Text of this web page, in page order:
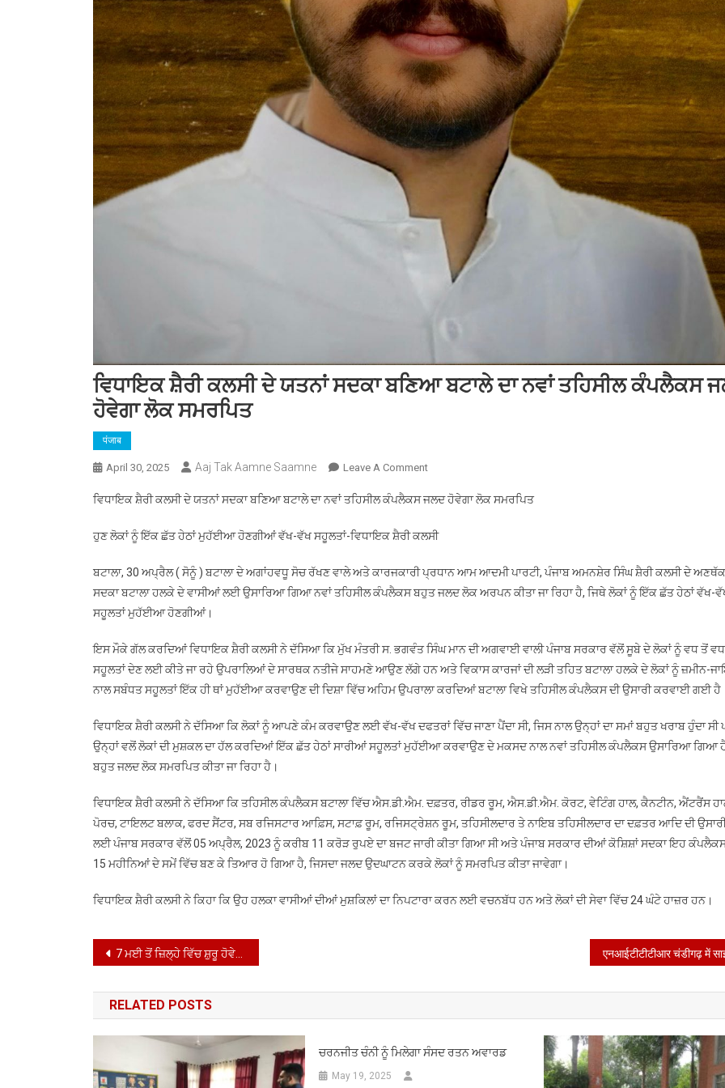
ਵਿਧਾਇਕ ਸ਼ੈਰੀ ਕਲਸੀ ਦੇ ਯਤਨਾਂ ਸਦਕਾ ਬਣਿਆ ਬਟਾਲੇ ਦਾ ਨਵਾਂ ਤਹਿਸੀਲ ਕੰਪਲੈਕਸ
ਹੋਵੇਗਾ ਲੋਕ ਸਮਰਪਿਤ
पंजाब
April 30, 2025 Aaj Tak Aamne Saamne Leave A CommentOn
ਸ਼ੈਰੀ
ਦੇ
ਸਦਕਾ
ਬਣਿਆ
ਨਵਾਂ
ਤਹਿਸੀਲ
ਕੰਪਲੈਕਸ
ਹੋਵੇਗਾ
ਲੋਕ
ਵਿਧਾਇਕ ਸ਼ੈਰੀ ਕਲਸੀ ਦੇ ਯਤਨਾਂ ਸਦਕਾ ਬਣਿਆ ਬਟਾਲੇ ਦਾ ਨਵਾਂ ਤਹਿਸੀਲ ਕੰਪਲੈਕਸ ਜਲਦ ਹੋਵੇਗਾ ਲੋਕ ਸਮਰਪਿਤ
ਹੁਣ ਲੋਕਾਂ ਨੂੰ ਇੱਕ ਛੱਤ ਹੇਠਾਂ ਮੁਹੱਈਆ ਹੋਣਗੀਆਂ ਵੱਖ-ਵੱਖ ਸਹੂਲਤਾਂ-ਵਿਧਾਇਕ ਸ਼ੈਰੀ ਕਲਸੀ
ਬਟਾਲਾ, 30 ਅਪ੍ਰੈਲ ( ਸੋਨੂੰ ) ਬਟਾਲਾ ਦੇ ਅਗਾਂਹਵਧੂ ਸੋਚ ਰੱਖਣ ਵਾਲੇ ਅਤੇ ਕਾਰਜਕਾਰੀ ਪ੍ਰਧਾਨ ਆਮ ਆਦਮੀ ਪਾਰਟੀ, ਪੰਜਾਬ ਅਮਨਸ਼ੇਰ ਸਿੰਘ ਸ਼ੈਰੀ ਕਲਸੀ ਦੇ
ਸਦਕਾ ਬਟਾਲਾ ਹਲਕੇ ਦੇ ਵਾਸੀਆਂ ਲਈ ਉਸਾਰਿਆ ਗਿਆ ਨਵਾਂ ਤਹਿਸੀਲ ਕੰਪਲੈਕਸ ਬਹੁਤ ਜਲਦ ਲੋਕ ਅਰਪਨ ਕੀਤਾ ਜਾ ਰਿਹਾ ਹੈ, ਜਿਥੇ ਲੋਕਾਂ ਨੂੰ ਇੱਕ ਛੱਤ ਹੇਠਾਂ ਵੱਖ-
ਸਹੂਲਤਾਂ ਮੁਹੱਈਆ ਹੋਣਗੀਆਂ।
ਇਸ ਮੌਕੇ ਗੱਲ ਕਰਦਿਆਂ ਵਿਧਾਇਕ ਸ਼ੈਰੀ ਕਲਸੀ ਨੇ ਦੱਸਿਆ ਕਿ ਮੁੱਖ ਮੰਤਰੀ ਸ. ਭਗਵੰਤ ਸਿੰਘ ਮਾਨ ਦੀ ਅਗਵਾਈ ਵਾਲੀ ਪੰਜਾਬ ਸਰਕਾਰ ਵੱਲੋਂ ਸੂਬੇ ਦੇ ਲੋਕਾਂ ਨੂੰ ਵਧ ਤੋਂ ਵਧ
ਸਹੂਲਤਾਂ ਦੇਣ ਲਈ ਕੀਤੇ ਜਾ ਰਹੇ ਉਪਰਾਲਿਆਂ ਦੇ ਸਾਰਥਕ ਨਤੀਜੇ ਸਾਹਮਣੇ ਆਉਣ ਲੱਗੇ ਹਨ ਅਤੇ ਵਿਕਾਸ ਕਾਰਜਾਂ ਦੀ ਲੜੀ ਤਹਿਤ ਬਟਾਲਾ ਹਲਕੇ ਦੇ ਲੋਕਾਂ ਨੂੰ ਜ਼ਮੀਨ-
ਨਾਲ ਸਬੰਧਤ ਸਹੂਲਤਾਂ ਇੱਕ ਹੀ ਥਾਂ ਮੁਹੱਈਆ ਕਰਵਾਉਣ ਦੀ ਦਿਸ਼ਾ ਵਿੱਚ ਅਹਿਮ ਉਪਰਾਲਾ ਕਰਦਿਆਂ ਬਟਾਲਾ ਵਿਖੇ ਤਹਿਸੀਲ ਕੰਪਲੈਕਸ ਦੀ ਉਸਾਰੀ ਕਰਵਾਈ ਗਈ
ਵਿਧਾਇਕ ਸ਼ੈਰੀ ਕਲਸੀ ਨੇ ਦੱਸਿਆ ਕਿ ਲੋਕਾਂ ਨੂੰ ਆਪਣੇ ਕੰਮ ਕਰਵਾਉਣ ਲਈ ਵੱਖ-ਵੱਖ ਦਫਤਰਾਂ ਵਿੱਚ ਜਾਣਾ ਪੈਂਦਾ ਸੀ, ਜਿਸ ਨਾਲ ਉਨ੍ਹਾਂ ਦਾ ਸਮਾਂ ਬਹੁਤ ਖਰਾਬ ਹੁੰਦਾ ਸੀ
ਉਨ੍ਹਾਂ ਵਲੋਂ ਲੋਕਾਂ ਦੀ ਮੁਸ਼ਕਲ ਦਾ ਹੱਲ ਕਰਦਿਆਂ ਇੱਕ ਛੱਤ ਹੇਠਾਂ ਸਾਰੀਆਂ ਸਹੂਲਤਾਂ ਮੁਹੱਈਆ ਕਰਵਾਉਣ ਦੇ ਮਕਸਦ ਨਾਲ ਨਵਾਂ ਤਹਿਸੀਲ ਕੰਪਲੈਕਸ ਉਸਾਰਿਆ ਗਿਆ
ਬਹੁਤ ਜਲਦ ਲੋਕ ਸਮਰਪਿਤ ਕੀਤਾ ਜਾ ਰਿਹਾ ਹੈ।
ਵਿਧਾਇਕ ਸ਼ੈਰੀ ਕਲਸੀ ਨੇ ਦੱਸਿਆ ਕਿ ਤਹਿਸੀਲ ਕੰਪਲੈਕਸ ਬਟਾਲਾ ਵਿੱਚ ਐਸ.ਡੀ.ਐਮ. ਦਫ਼ਤਰ, ਰੀਡਰ ਰੂਮ, ਐਸ.ਡੀ.ਐਮ. ਕੋਰਟ, ਵੇਟਿੰਗ ਹਾਲ, ਕੈਨਟੀਨ, ਐਂਟਰੈਂਸ
ਪੋਰਚ, ਟਾਇਲਟ ਬਲਾਕ, ਫਰਦ ਸੈਂਟਰ, ਸਬ ਰਜਿਸਟਾਰ ਆਫ਼ਿਸ, ਸਟਾਫ਼ ਰੂਮ, ਰਜਿਸਟ੍ਰੇਸ਼ਨ ਰੂਮ, ਤਹਿਸੀਲਦਾਰ ਤੇ ਨਾਇਬ ਤਹਿਸੀਲਦਾਰ ਦਾ ਦਫ਼ਤਰ ਆਦਿ ਦੀ
ਲਈ ਪੰਜਾਬ ਸਰਕਾਰ ਵੱਲੋਂ 05 ਅਪ੍ਰੈਲ, 2023 ਨੂੰ ਕਰੀਬ 11 ਕਰੋੜ ਰੁਪਏ ਦਾ ਬਜਟ ਜਾਰੀ ਕੀਤਾ ਗਿਆ ਸੀ ਅਤੇ ਪੰਜਾਬ ਸਰਕਾਰ ਦੀਆਂ ਕੋਸ਼ਿਸ਼ਾਂ ਸਦਕਾ ਇਹ
15 ਮਹੀਨਿਆਂ ਦੇ ਸਮੇਂ ਵਿੱਚ ਬਣ ਕੇ ਤਿਆਰ ਹੋ ਗਿਆ ਹੈ, ਜਿਸਦਾ ਜਲਦ ਉਦਘਾਟਨ ਕਰਕੇ ਲੋਕਾਂ ਨੂੰ ਸਮਰਪਿਤ ਕੀਤਾ ਜਾਵੇਗਾ।
ਵਿਧਾਇਕ ਸ਼ੈਰੀ ਕਲਸੀ ਨੇ ਕਿਹਾ ਕਿ ਉਹ ਹਲਕਾ ਵਾਸੀਆਂ ਦੀਆਂ ਮੁਸ਼ਕਿਲਾਂ ਦਾ ਨਿਪਟਾਰਾ ਕਰਨ ਲਈ ਵਚਨਬੱਧ ਹਨ ਅਤੇ ਲੋਕਾਂ ਦੀ ਸੇਵਾ ਵਿੱਚ 24 ਘੰਟੇ ਹਾਜ਼ਰ ਹਨ।
Post
navigation
7 ਮਈ ਤੋਂ ਜ਼ਿਲ੍ਹੇ ਵਿੱਚ ਸ਼ੁਰੂ ਹੋਵੇਗੀ ਨਸ਼ਾ ਛੁਡਾਊ ਯਾਤਰਾ
RELATED POSTS
ਚਰਨਜੀਤ ਚੰਨੀ ਨੂੰ ਮਿਲੇਗਾ ਸੰਸਦ ਰਤਨ ਅਵਾਰਡ
May 19, 2025